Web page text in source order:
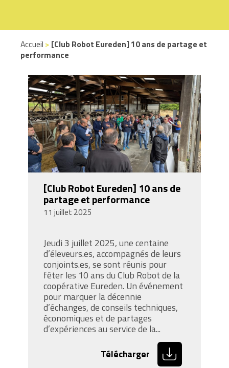
Accueil > [Club Robot Eureden] 10 ans de partage et
performance
[Club Robot Eureden] 10 ans de
partage et performance
11 juillet 2025
Jeudi 3 juillet 2025, une centaine
d’éleveurs.es, accompagnés de leurs
conjoints.es, se sont réunis pour
fêter les 10 ans du Club Robot de la
coopérative Eureden. Un événement
pour marquer la décennie
d’échanges, de conseils techniques,
économiques et de partages
d’expériences au service de la...
Télécharger